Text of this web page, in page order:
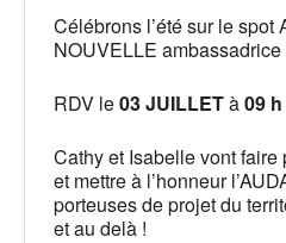
Célébrons l’été sur le spot
NOUVELLE ambassadrice
RDV le03 JUILLETà09
Cathy et Isabelle vont
et mettre à l’honneur
porteuses de projet du
et au delà !